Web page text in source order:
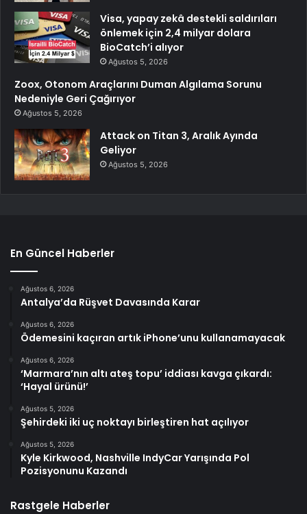
Visa, yapay zekâ destekli saldırıları
önlemek için 2,4 milyar dolara
BioCatch’i alıyor
Ağustos 5, 2026
Zoox, Otonom Araçlarını Duman Algılama Sorunu
Nedeniyle Geri Çağırıyor
Ağustos 5, 2026
Attack on Titan 3, Aralık Ayında
Geliyor
Ağustos 5, 2026
En Güncel Haberler
Ağustos 6, 2026
Antalya’da Rüşvet Davasında Karar
Ağustos 6, 2026
Ödemesini kaçıran artık iPhone’unu kullanamayacak
Ağustos 6, 2026
‘Marmara’nın altı ateş topu’ iddiası kavga çıkardı:
‘Hayal ürünü!’
Ağustos 5, 2026
Şehirdeki iki uç noktayı birleştiren hat açılıyor
Ağustos 5, 2026
Kyle Kirkwood, Nashville IndyCar Yarışında Pol
Pozisyonunu Kazandı
Rastgele Haberler